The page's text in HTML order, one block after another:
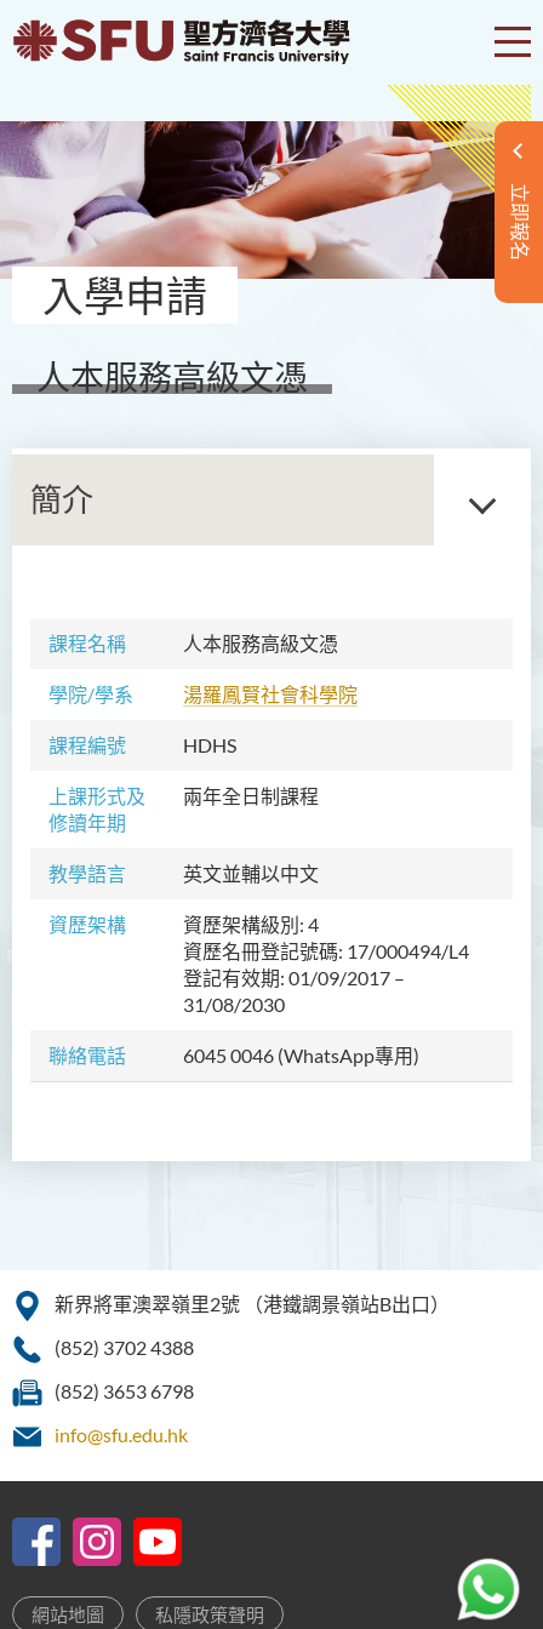
立即報名
入學申請
人本服務高級文憑
簡介
課程名稱 人本服務高級文憑
學院/學系 湯羅鳳賢社會科學院
課程編號 HDHS
上課形式及
修讀年期
兩年全日制課程
教學語言 英文並輔以中文
資歷架構
資歷架構級別: 4
資歷名冊登記號碼: 17/000494/L4
登記有效期: 01/09/2017 –
31/08/2030
聯絡電話 6045 0046 (WhatsApp專用)
級文憑 (全日制/兼讀制)
犯罪及安保科學高級文憑
幼兒教育高級文憑
程編號﹕HDEN-SWD）
健康護理高級文憑 (全日制 /
兼讀制)
款待管理學高級文憑
簡介
配藥高級文憑 (全日制 / 兼讀
制)
新界將軍澳翠嶺里2號
（港鐵調景嶺站B出口）
(852) 3702 4388
(852) 3653 6798
info@sfu.edu.hk
網站地圖 私隱政策聲明